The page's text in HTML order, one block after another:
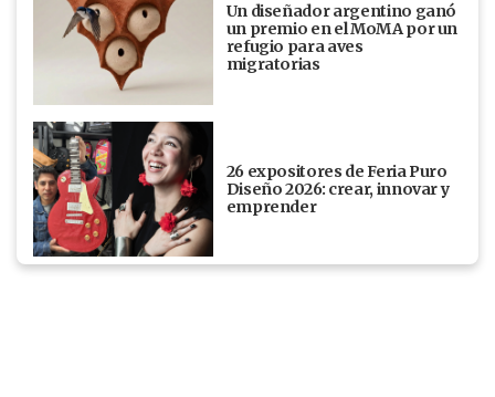
Un diseñador argentino ganó
un premio en el MoMA por un
refugio para aves
migratorias
26 expositores de Feria Puro
Diseño 2026: crear, innovar y
emprender